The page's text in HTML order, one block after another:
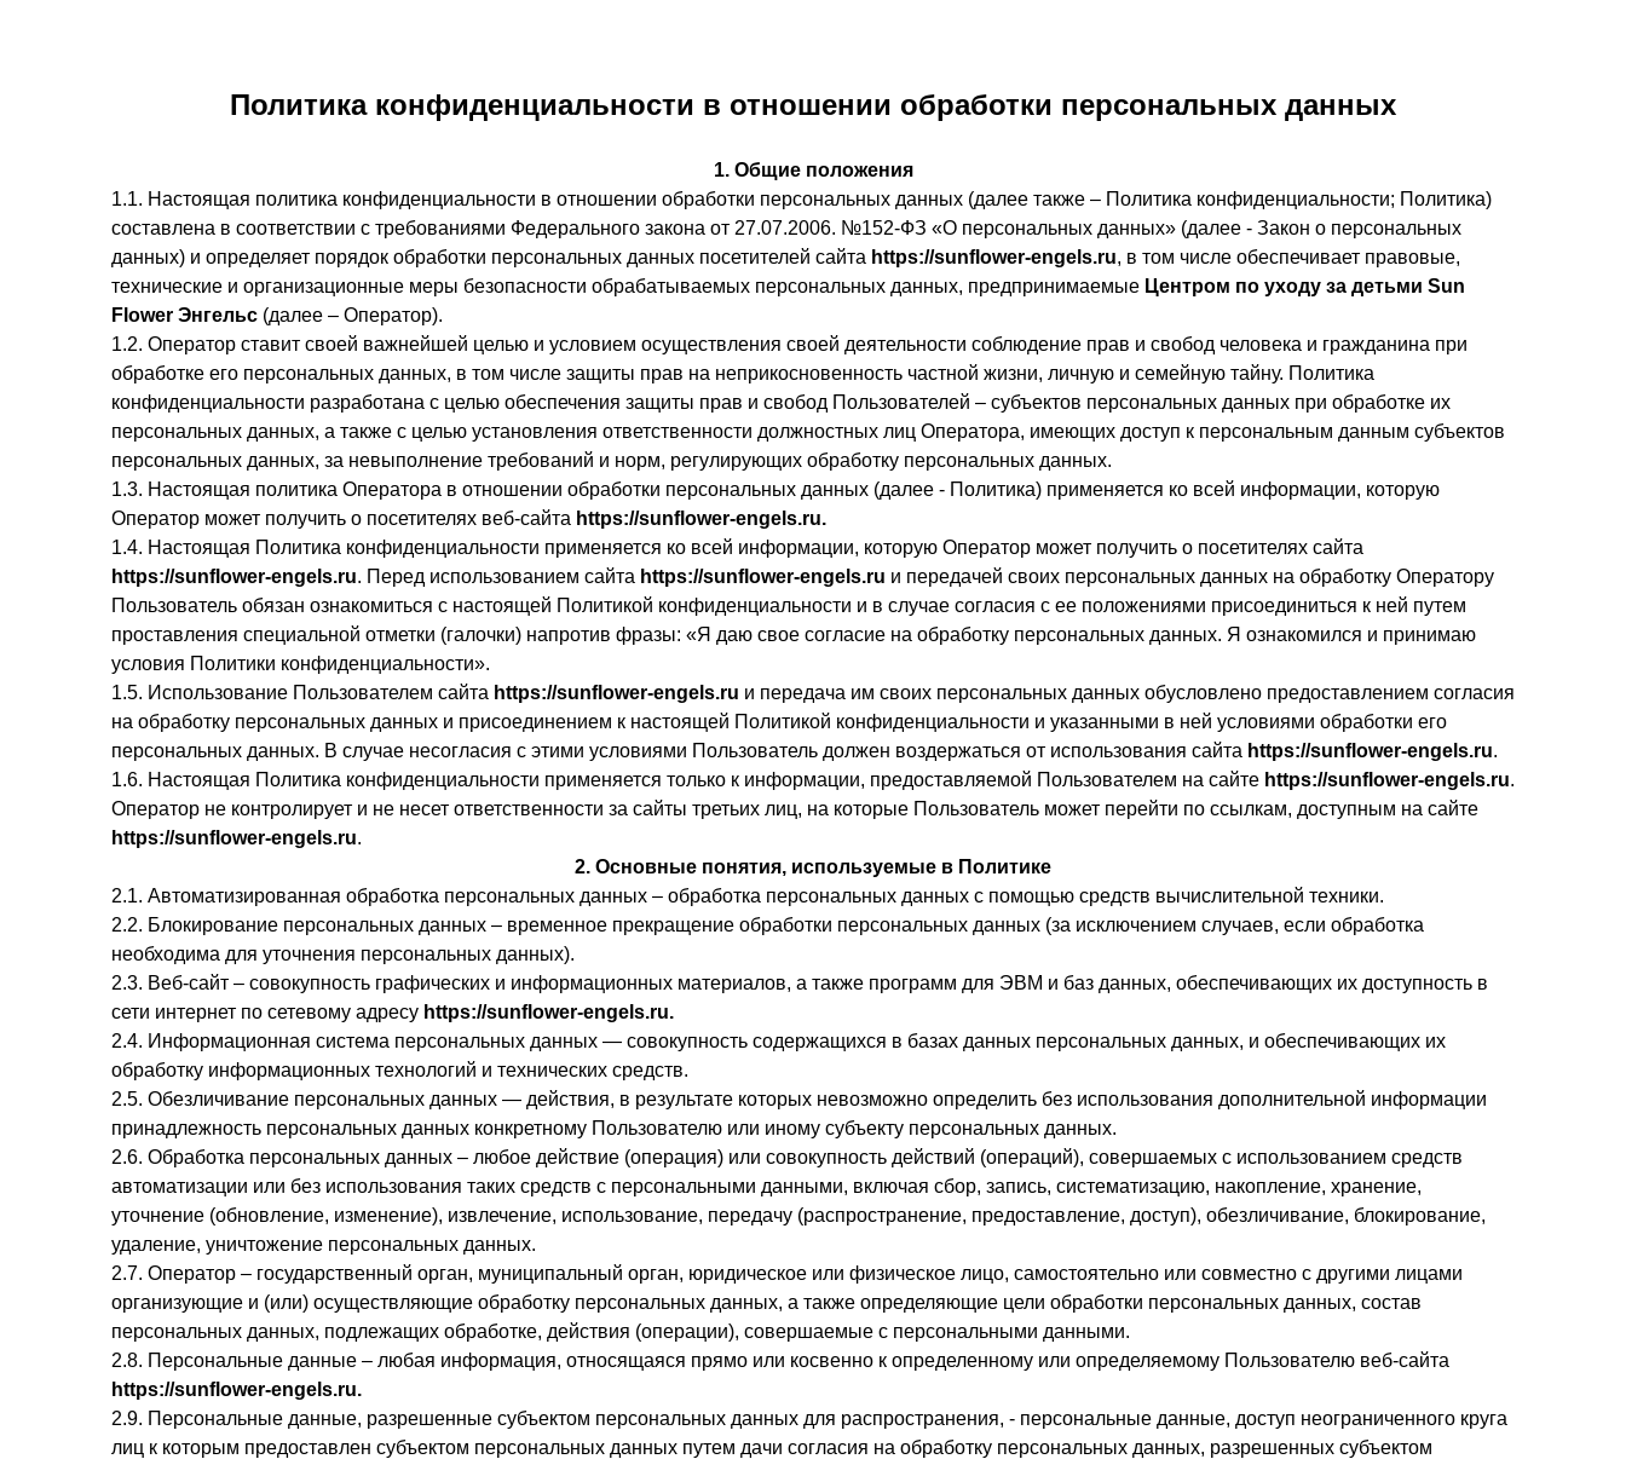
Политика конфиденциальности в отношении обработки персональных данных
1. Общие положения
1.1. Настоящая политика конфиденциальности в отношении обработки персональных данных (далее также – Политика конфиденциальности; Политика)
составлена в соответствии с требованиями Федерального закона от 27.07.2006. №152-ФЗ «О персональных данных» (далее - Закон о персональных
данных) и определяет порядок обработки персональных данных посетителей сайта https://sunflower-engels.ru, в том числе обеспечивает правовые,
технические и организационные меры безопасности обрабатываемых персональных данных, предпринимаемые Центром по уходу за детьми Sun
Flower Энгельс (далее – Оператор).
1.2. Оператор ставит своей важнейшей целью и условием осуществления своей деятельности соблюдение прав и свобод человека и гражданина при
обработке его персональных данных, в том числе защиты прав на неприкосновенность частной жизни, личную и семейную тайну. Политика
конфиденциальности разработана с целью обеспечения защиты прав и свобод Пользователей – субъектов персональных данных при обработке их
персональных данных, а также с целью установления ответственности должностных лиц Оператора, имеющих доступ к персональным данным субъектов
персональных данных, за невыполнение требований и норм, регулирующих обработку персональных данных.
1.3. Настоящая политика Оператора в отношении обработки персональных данных (далее - Политика) применяется ко всей информации, которую
Оператор может получить о посетителях веб-сайта https://sunflower-engels.ru.
1.4. Настоящая Политика конфиденциальности применяется ко всей информации, которую Оператор может получить о посетителях сайта
https://sunflower-engels.ru. Перед использованием сайта https://sunflower-engels.ru и передачей своих персональных данных на обработку Оператору
Пользователь обязан ознакомиться с настоящей Политикой конфиденциальности и в случае согласия с ее положениями присоединиться к ней путем
проставления специальной отметки (галочки) напротив фразы: «Я даю свое согласие на обработку персональных данных. Я ознакомился и принимаю
условия Политики конфиденциальности».
1.5. Использование Пользователем сайта https://sunflower-engels.ru и передача им своих персональных данных обусловлено предоставлением согласия
на обработку персональных данных и присоединением к настоящей Политикой конфиденциальности и указанными в ней условиями обработки его
персональных данных. В случае несогласия с этими условиями Пользователь должен воздержаться от использования сайта https://sunflower-engels.ru.
1.6. Настоящая Политика конфиденциальности применяется только к информации, предоставляемой Пользователем на сайте https://sunflower-engels.ru.
Оператор не контролирует и не несет ответственности за сайты третьих лиц, на которые Пользователь может перейти по ссылкам, доступным на сайте
https://sunflower-engels.ru.
2. Основные понятия, используемые в Политике
2.1. Автоматизированная обработка персональных данных – обработка персональных данных с помощью средств вычислительной техники.
2.2. Блокирование персональных данных – временное прекращение обработки персональных данных (за исключением случаев, если обработка
необходима для уточнения персональных данных).
2.3. Веб-сайт – совокупность графических и информационных материалов, а также программ для ЭВМ и баз данных, обеспечивающих их доступность в
сети интернет по сетевому адресу https://sunflower-engels.ru.
2.4. Информационная система персональных данных — совокупность содержащихся в базах данных персональных данных, и обеспечивающих их
обработку информационных технологий и технических средств.
2.5. Обезличивание персональных данных — действия, в результате которых невозможно определить без использования дополнительной информации
принадлежность персональных данных конкретному Пользователю или иному субъекту персональных данных.
2.6. Обработка персональных данных – любое действие (операция) или совокупность действий (операций), совершаемых с использованием средств
автоматизации или без использования таких средств с персональными данными, включая сбор, запись, систематизацию, накопление, хранение,
уточнение (обновление, изменение), извлечение, использование, передачу (распространение, предоставление, доступ), обезличивание, блокирование,
удаление, уничтожение персональных данных.
2.7. Оператор – государственный орган, муниципальный орган, юридическое или физическое лицо, самостоятельно или совместно с другими лицами
организующие и (или) осуществляющие обработку персональных данных, а также определяющие цели обработки персональных данных, состав
персональных данных, подлежащих обработке, действия (операции), совершаемые с персональными данными.
2.8. Персональные данные – любая информация, относящаяся прямо или косвенно к определенному или определяемому Пользователю веб-сайта
https://sunflower-engels.ru.
2.9. Персональные данные, разрешенные субъектом персональных данных для распространения, - персональные данные, доступ неограниченного круга
лиц к которым предоставлен субъектом персональных данных путем дачи согласия на обработку персональных данных, разрешенных субъектом